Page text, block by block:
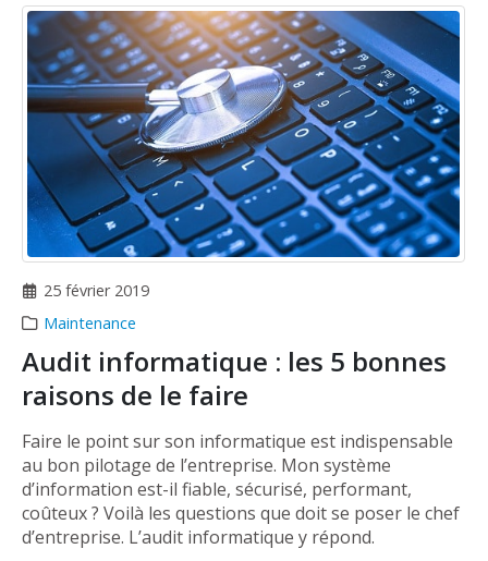
25 février 2019
Maintenance
Audit informatique : les 5 bonnes
raisons de le faire
Faire le point sur son informatique est indispensable
au bon pilotage de l’entreprise. Mon système
d’information est-il fiable, sécurisé, performant,
coûteux ? Voilà les questions que doit se poser le chef
d’entreprise. L’audit informatique y répond.